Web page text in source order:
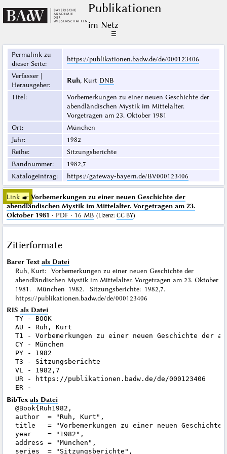
Publikationen
im Netz
☰
Permalink zu
dieser Seite:
https://publikationen.badw.de/de/000123406
Verfasser |
Herausgeber:
Ruh, Kurt DNB
Titel:
Vorbemerkungen zu einer neuen Geschichte der
abendländischen Mystik im Mittelalter.
Vorgetragen am 23. Oktober 1981
Ort:
München
Jahr:
1982
Reihe:
Sitzungsberichte
Bandnummer:
1982,7
Katalogeintrag: https://gateway-bayern.de/BV000123406
Link ☛ Vorbemerkungen zu einer neuen Geschichte der
abendländischen Mystik im Mittelalter. Vorgetragen am 23.
Oktober 1981 · PDF · 16 MB (Lizenz: CC BY)
Zitierformate
Barer Text als Datei
Ruh, Kurt: Vorbemerkungen zu einer neuen Geschichte der
abendländischen Mystik im Mittelalter. Vorgetragen am 23. Oktober
1981. München 1982. Sitzungsberichte: 1982,7.
https://publikationen.badw.de/de/000123406
RIS als Datei
TY - BOOK
AU - Ruh, Kurt
T1 - Vorbemerkungen zu einer neuen Geschichte der
CY - München
PY - 1982
T3 - Sitzungsberichte
VL - 1982,7
UR - https://publikationen.badw.de/de/000123406
BibTex als Datei
@Book{Ruh1982,
author  = "Ruh, Kurt",
title   = "Vorbemerkungen zu einer neuen
year    = "1982",
address = "München",
series  = "Sitzungsberichte",